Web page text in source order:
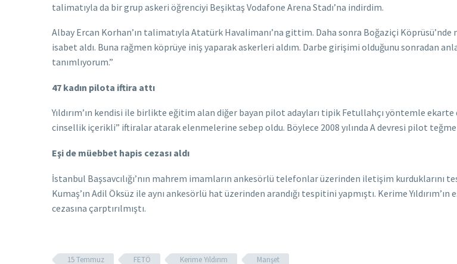
talimatıyla da bir grup askeri öğrenciyi Beşiktaş Vodafone Arena Stadı’na indirdim.
Albay Ercan Korhan’ın talimatıyla Atatürk Havalimanı’na gittim. Daha sonra Boğaziçi
isabet aldı. Buna rağmen köprüye iniş yaparak askerleri aldım. Darbe girişimi olduğunu sonradan
tanımlıyorum.”
47 kadın pilota iftira attı
Yıldırım’ın kendisi ile birlikte eğitim alan diğer bayan pilot adayları tipik Fetullahçı yöntemle ekarte
cinsellik içerikli” iftiralar atarak elenmelerine sebep oldu. Böylece 2008 yılında A devresi pilot
Eşi de müebbet hapis cezası aldı
İstanbul Başsavcılığı’nın mahrem imamların ankesörlü telefonlar üzerinden iletişim kurduklarını
Kumaş’ın Adil Öksüz ile aynı ankesörlü hat üzerinden arandığı tespitini yapmıştı. Kerime
cezasına çarptırılmıştı.
15 Temmuz FETÖ Kerime Yıldırım Manşet